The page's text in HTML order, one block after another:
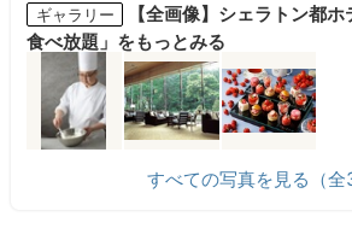
ギャラリー
【全画像】シェラトン都
食べ放題」をもっとみる
すべての写真を見る（全